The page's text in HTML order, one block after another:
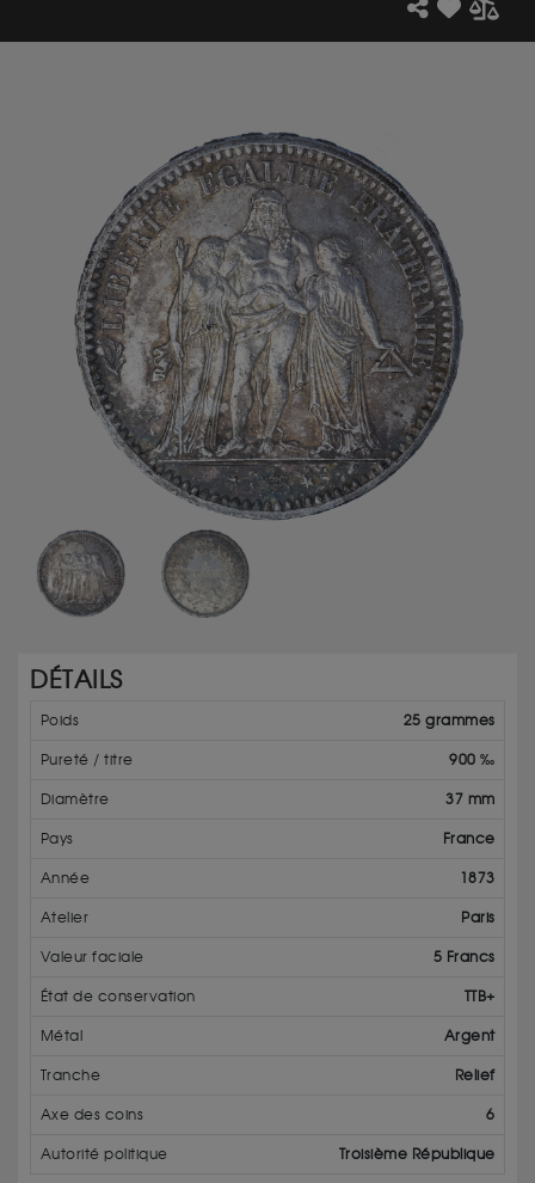
DÉTAILS
Poids 25 grammes
Pureté / titre 900 ‰
Diamètre 37 mm
Pays France
Année 1873
Atelier Paris
Valeur faciale 5 Francs
État de conservation TTB+
Métal Argent
Tranche Relief
Axe des coins 6
Autorité politique Troisième République